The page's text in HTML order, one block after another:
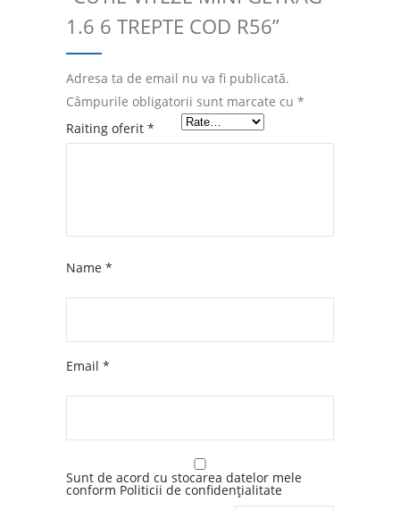
1.6 6 TREPTE COD R56”
Adresa ta de email nu va fi publicată.
Câmpurile obligatorii sunt marcate cu *
Raiting oferit *
Name *
Email *
Sunt de acord cu stocarea datelor mele
conform Politicii de confidențialitate